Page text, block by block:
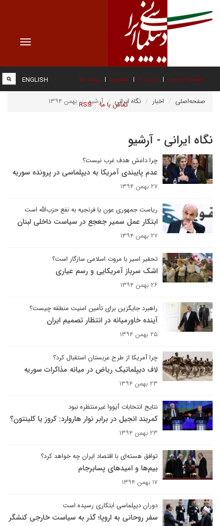
Toggle
صفحه نخست درباره ما عضویت پیوند ها
تماس با ما RSS
ENGLISH
صفحه‌اصلی اخبار نگاه ایرانی آرشیو بهمن ۱۳۹۴
نگاه ایرانی - آرشیو
چرا داعش هدف غرب نیست؟
عدم پایبندی آمریکا به دیپلماسی در پرونده سوریه
۲۷ بهمن ۱۳۹۴
ریاست جمهوری عون یا فرنجیه به نفع حزب‌الله است
ابتکار عمل سمیر جعجع در سیاست داخلی لبنان
۲۷ بهمن ۱۳۹۴
تحقیر اسیر با مروت اسلامی سازگار است؟
اشک سرباز آمریکایی و رسم عیاری
۲۶ بهمن ۱۳۹۴
راهبرد جایگزین برای تأمین امنیت منطقه چیست؟
آینده خاورمیانه در انتظار تصمیم ایران
۲۵ بهمن ۱۳۹۴
چرا آمریکا از طرح عربستان استقبال کرد؟
لاف دیپلماتیک ریاض در میانه مذاکرات سوریه
۲۳ بهمن ۱۳۹۴
نتایج انتخابات آیووا غیرمنتظره نبود
کمربند انجیل در برابر نوار هاروارد: کروز یا کلینتون؟
۲۳ بهمن ۱۳۹۴
توافق هسته‌ای با اقتصاد ایران چه خواهد کرد؟
بیم‌ها و امید‌های پسابرجام
۱۷ بهمن ۱۳۹۴
دوران دیپلماسی ابتکاری رسیده است
سفر روحانی به اروپا؛ گذر به سیاست خارجی کنشگر